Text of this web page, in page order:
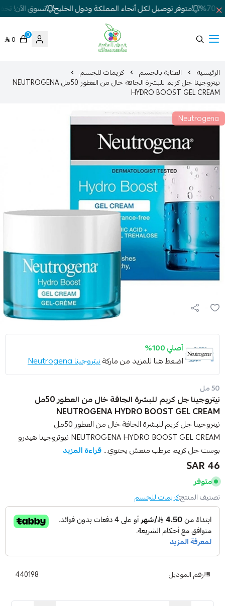
متوفر توصيل لكل أنحاء المملكة ودول الخليج تسوق الآن!
شركة غيداء المتطورة الطبية
0
0
الرئيسية العناية بالجسم كريمات للجسم
نيتروجينا جل كريم للبشرة الجافة خال من العطور 50مل NEUTROGENA
HYDRO BOOST GEL CREAM
Neutrogena
أصلي 100%
اضغط هنا للمزيد من ماركةنيتروجينا Neutrogena
50 مل
نيتروجينا جل كريم للبشرة الجافة خال من العطور 50مل
NEUTROGENA HYDRO BOOST GEL CREAM
نيتروجينا جل كريم للبشرة الجافة خال من العطور 50مل
NEUTROGENA HYDRO BOOST GEL CREAM نيوتروجينا هيدرو
بوست جل كريم مرطب منعش يحتوي...قراءة المزيد
46 SAR
متوفر
تصنيف المنتج:كريمات للجسم
رقم الموديل 440198